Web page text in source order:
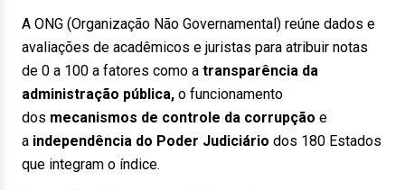
A ONG (Organização Não Governamental) reúne dados e
avaliações de acadêmicos e juristas para atribuir notas
de 0 a 100 a fatores como a transparência da
administração pública, o funcionamento
dos mecanismos de controle da corrupção e
a independência do Poder Judiciário dos 180 Estados
que integram o índice.